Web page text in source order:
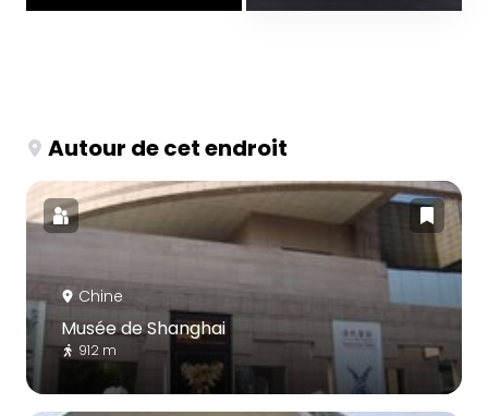
Autour de cet endroit
Chine
Musée de Shanghai
912 m